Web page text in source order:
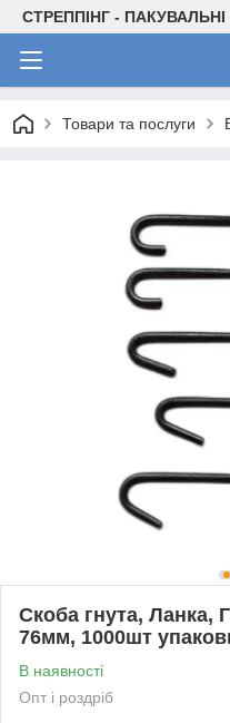
СТРЕППІНГ -
Товари та послуги
Скоба гнута, Ланка,
76мм, 1000шт
В наявності
Опт і роздріб